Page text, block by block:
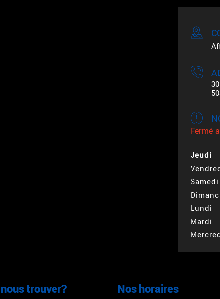
Fermé
Jeudi
Samedi
Lundi
Mardi
trouver? Nos horaires